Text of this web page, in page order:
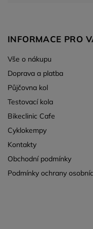
INFORMACE PRO
Vše o nákupu
Doprava a platba
Půjčovna kol
Testovací kola
Bikeclinic Cafe
Cyklokempy
Kontakty
Obchodní podmínky
Podmínky ochrany